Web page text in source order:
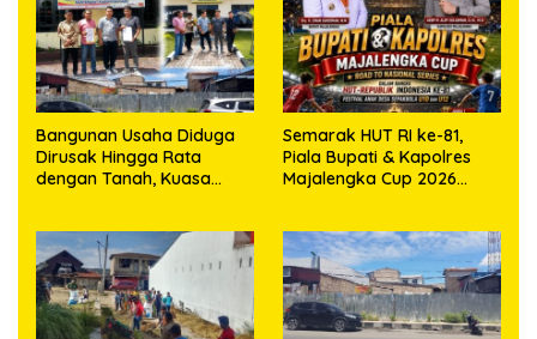
Bangunan Usaha Diduga
Dirusak Hingga Rata
dengan Tanah, Kuasa
Tempuh Jalur Hukum
Semarak HUT RI ke-81,
Piala Bupati & Kapolres
Majalengka Cup 2026